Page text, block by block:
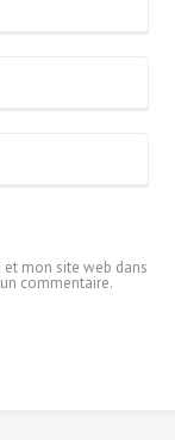
mon site web dans
commentaire.